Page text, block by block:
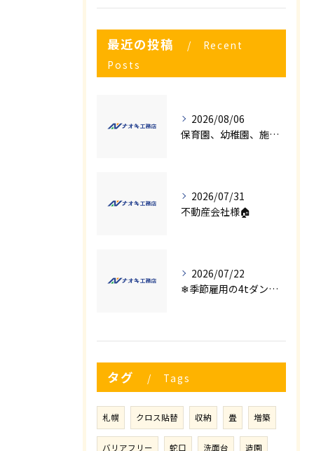
最近の投稿
Recent
Posts
2026/08/06
保育園、幼稚園、施設様！！内装リフォームでお悩み事はございませんか？
2026/07/31
不動産会社様🏠
2026/07/22
❄季節雇用の4tダンプの運転手募集⛄
タグ Tags
札幌 クロス貼替 収納 畳 増築
バリアフリー 蛇口 洗面台 造園